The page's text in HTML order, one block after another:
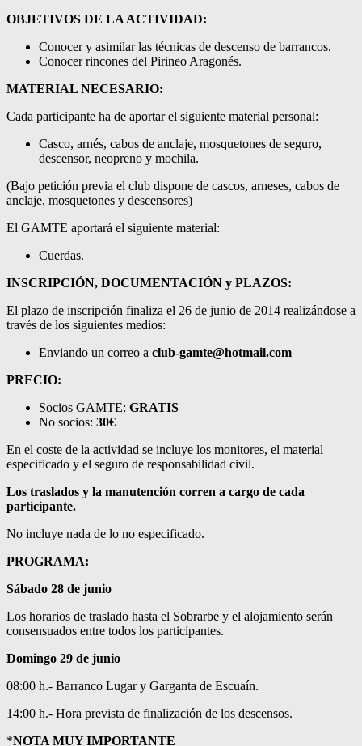
OBJETIVOS DE LA ACTIVIDAD:
Conocer y asimilar las técnicas de descenso de barrancos.
Conocer rincones del Pirineo Aragonés.
MATERIAL NECESARIO:
Cada participante ha de aportar el siguiente material personal:
Casco, arnés, cabos de anclaje, mosquetones de seguro,
descensor, neopreno y mochila.
(Bajo petición previa el club dispone de cascos, arneses, cabos de
anclaje, mosquetones y descensores)
El GAMTE aportará el siguiente material:
Cuerdas.
INSCRIPCIÓN, DOCUMENTACIÓN y PLAZOS:
El plazo de inscripción finaliza el 26 de junio de 2014 realizándose a
través de los siguientes medios:
Enviando un correo a club-gamte@hotmail.com
PRECIO:
Socios GAMTE: GRATIS
No socios: 30€
En el coste de la actividad se incluye los monitores, el material
especificado y el seguro de responsabilidad civil.
Los traslados y la manutención corren a cargo de cada
participante.
No incluye nada de lo no especificado.
PROGRAMA:
Sábado 28 de junio
Los horarios de traslado hasta el Sobrarbe y el alojamiento serán
consensuados entre todos los participantes.
Domingo 29 de junio
08:00 h.- Barranco Lugar y Garganta de Escuaín.
14:00 h.- Hora prevista de finalización de los descensos.
*NOTA MUY IMPORTANTE